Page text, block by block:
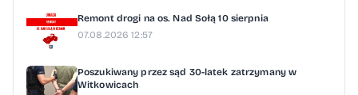
Remont drogi na os. Nad Sołą 10 sierpnia
07.08.2026 12:57
Poszukiwany przez sąd 30-latek zatrzymany w
Witkowicach